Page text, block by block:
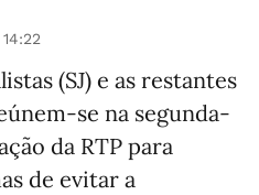
(SJ) e as restantes
se na segunda-
da RTP para
de evitar a